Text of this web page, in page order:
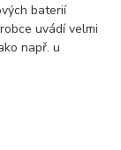
baterií
uvádí velmi
např. u